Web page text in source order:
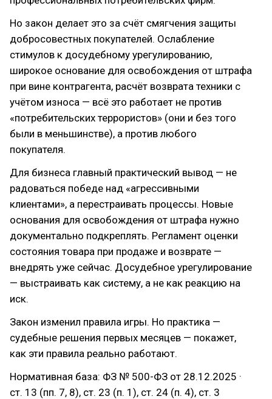
Но закон делает это за счёт смягчения защиты
добросовестных покупателей. Ослабление
стимулов к досудебному урегулированию,
широкое основание для освобождения от штрафа
при вине контрагента, расчёт возврата техники с
учётом износа — всё это работает не против
«потребительских террористов» (они и без того
были в меньшинстве), а против любого
покупателя.
Для бизнеса главный практический вывод — не
радоваться победе над «агрессивными
клиентами», а перестраивать процессы. Новые
основания для освобождения от штрафа нужно
документально подкреплять. Регламент оценки
состояния товара при продаже и возврате —
внедрять уже сейчас. Досудебное урегулирование
— выстраивать как систему, а не как реакцию на
иск.
Закон изменил правила игры. Но практика —
судебные решения первых месяцев — покажет,
как эти правила реально работают.
Нормативная база: ФЗ № 500-ФЗ от 28.12.2025 ·
ст. 13 (пп. 7, 8), ст. 23 (п. 1), ст. 24 (п. 4), ст. 3